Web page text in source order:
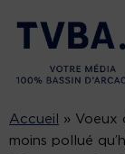
Accueil » Voeux
moins pollué